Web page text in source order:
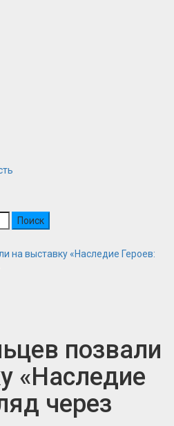
на выставку «Наследие Героев:
позвали
«Наследие
через